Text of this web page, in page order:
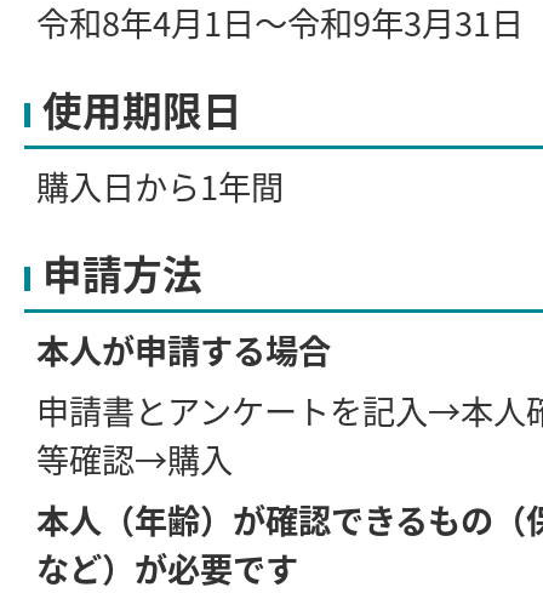
令和8年4月1日～令和9年3月31日
使用期限日
購入日から1年間
申請方法
本人が申請する場合
申請書とアンケートを記入→本人
等確認→購入
本人（年齢）が確認できるもの（
など）が必要です